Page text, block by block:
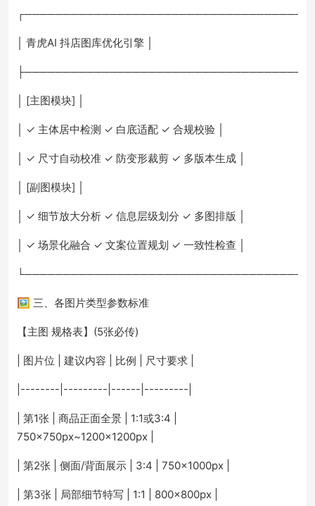
│ 青虎AI 抖店图库优化引擎 │
│ [主图模块] │
│ ✓ 主体居中检测 ✓ 白底适配 ✓ 合规校验 │
│ ✓ 尺寸自动校准 ✓ 防变形裁剪 ✓ 多版本生成 │
│ [副图模块] │
│ ✓ 细节放大分析 ✓ 信息层级划分 ✓ 多图排版 │
│ ✓ 场景化融合 ✓ 文案位置规划 ✓ 一致性检查 │
🖼️ 三、各图片类型参数标准
【主图 规格表】(5张必传)
| 图片位 | 建议内容 | 比例 | 尺寸要求 |
|--------|---------|------|---------|
| 第1张 | 商品正面全景 | 1:1或3:4 |
750×750px~1200×1200px |
| 第2张 | 侧面/背面展示 | 3:4 | 750×1000px |
| 第3张 | 局部细节特写 | 1:1 | 800×800px |